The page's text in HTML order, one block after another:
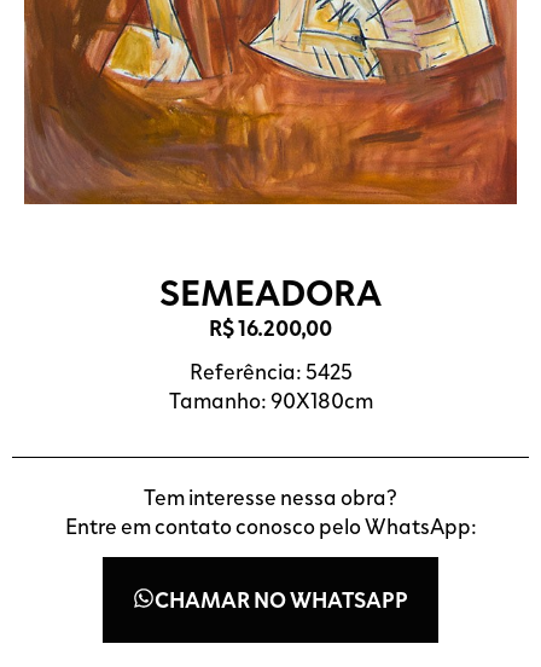
SEMEADORA
R$16.200,00
Referência: 5425
Tamanho: 90X180cm
Tem interesse nessa obra?
Entre em contato conosco pelo WhatsApp:
CHAMAR NO WHATSAPP